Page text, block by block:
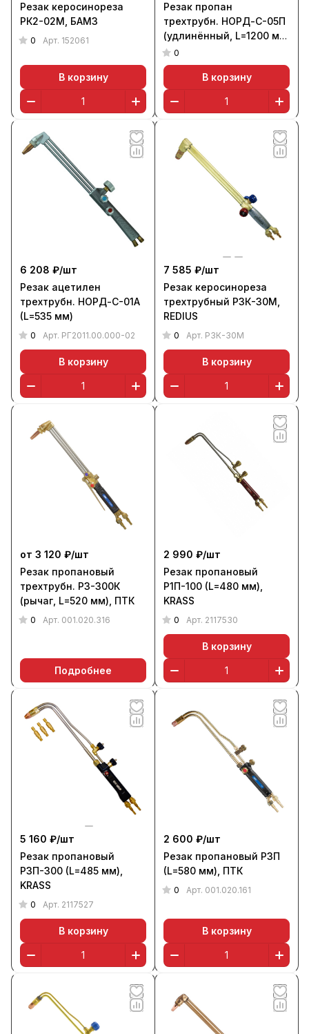
Резак керосинореза
РК2-02М, БАМЗ
0 Арт. 152061
В корзину
Резак пропан
трехтрубн. НОРД-С-05П
(удлинённый, L=1200 мм,
110 гр.)
0
В корзину
6 208 ₽/шт
Резак ацетилен
трехтрубн. НОРД-С-01А
(L=535 мм)
0 Арт. РГ2011.00.000-02
В корзину
7 585 ₽/шт
Резак керосинореза
трехтрубный Р3К-30М,
REDIUS
0 Арт. Р3К-30М
В корзину
от 3 120 ₽/шт
Резак пропановый
трехтрубн. Р3-300К
(рычаг, L=520 мм), ПТК
0 Арт. 001.020.316
Подробнее
2 990 ₽/шт
Резак пропановый
Р1П-100 (L=480 мм),
KRASS
0 Арт. 2117530
В корзину
5 160 ₽/шт
Резак пропановый
Р3П-300 (L=485 мм),
KRASS
0 Арт. 2117527
В корзину
2 600 ₽/шт
Резак пропановый Р3П
(L=580 мм), ПТК
0 Арт. 001.020.161
В корзину